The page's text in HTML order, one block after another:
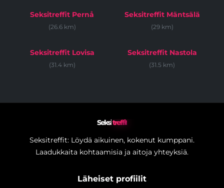
Seksitreffit Pernå
(26.6 km)
Seksitreffit Mäntsälä
(29 km)
Seksitreffit Lovisa
(31.4 km)
Seksitreffit Nastola
(31.5 km)
Seksitreffit
Seksitreffit: Löydä aikuinen, kokenut kumppani.
Laadukkaita kohtaamisia ja aitoja yhteyksiä.
Läheiset profiilit